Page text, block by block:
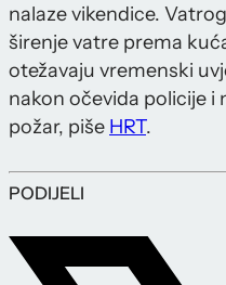
nalaze vikendice.
širenje vatre prema
otežavaju vremenski
nakon očevida policije i
požar, piše HRT.
PODIJELI